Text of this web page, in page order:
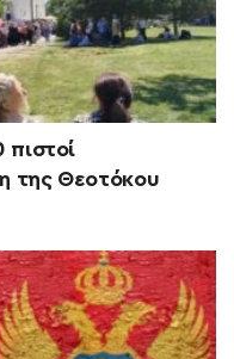
πιστοί
της Θεοτόκου